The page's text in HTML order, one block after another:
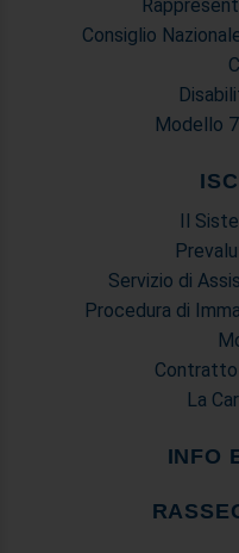
Consiglio
Modello
Il
Servizio di
Procedura di
La
INFO